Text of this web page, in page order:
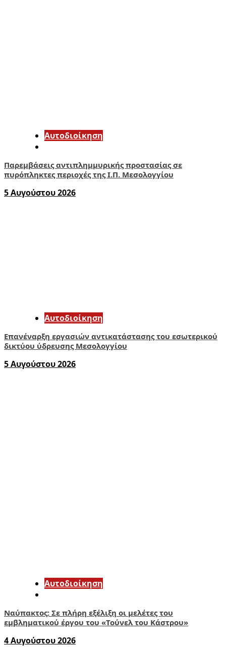
Αυτοδιοίκηση
Παρεμβάσεις αντιπλημμυρικής προστασίας σε
πυρόπληκτες περιοχές της Ι.Π. Μεσολογγίου
5 Αυγούστου 2026
Αυτοδιοίκηση
Επανέναρξη εργασιών αντικατάστασης του εσωτερικού
δικτύου ύδρευσης Μεσολογγίου
5 Αυγούστου 2026
Αυτοδιοίκηση
Ναύπακτος: Σε πλήρη εξέλιξη οι μελέτες του
εμβληματικού έργου του «Τούνελ του Κάστρου»
4 Αυγούστου 2026